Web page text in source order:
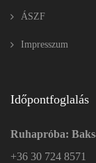
ÁSZF
Impresszum
Időpontfoglalás
Ruhapróba:
+36 30 724 8571